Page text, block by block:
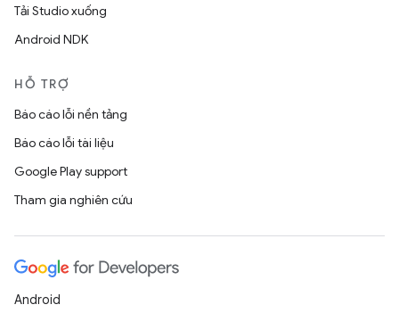
Tải Studio xuống
Android NDK
HỖ TRỢ
Báo cáo lỗi nền tảng
Báo cáo lỗi tài liệu
Google Play support
Tham gia nghiên cứu
Android